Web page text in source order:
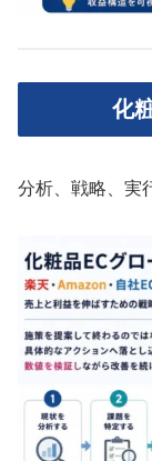
化
分析、戦略、実